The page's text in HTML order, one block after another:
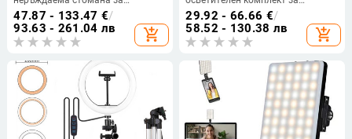
запълваща светлина, стрийминг
на живо, стойка за таванно
осветление, преносима
телескопична стойка за
осветление за снимане на
открито
47.87 - 133.47 €/
93.63 - 261.04 лв
add_shopping_cart
fotografия, непрекъснато
осветление, софтбокс и студийно
оборудване за излъчване на
живо
29.92 - 66.66 €/
58.52 - 130.38 лв
add_shopping_cart